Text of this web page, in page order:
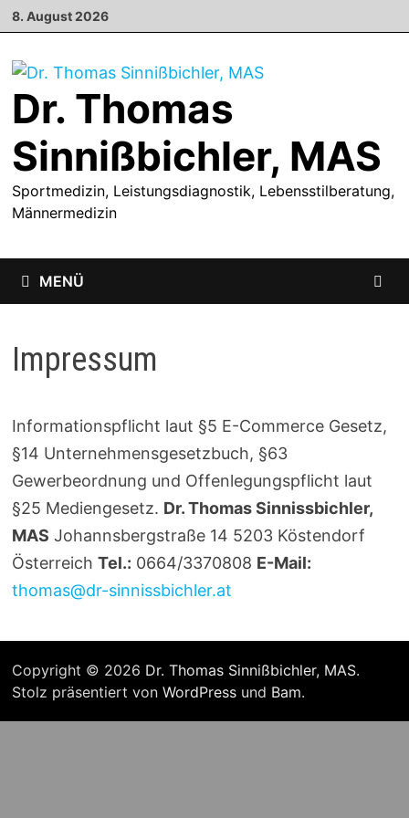
Zum
Inhalt
springen
8. August 2026
Dr. Thomas
Sinnißbichler, MAS
Sportmedizin, Leistungsdiagnostik, Lebensstilberatung,
Männermedizin
MENÜ
Impressum
Informationspflicht laut §5 E-Commerce Gesetz,
§14 Unternehmensgesetzbuch, §63
Gewerbeordnung und Offenlegungspflicht laut
§25 Mediengesetz. Dr. Thomas Sinnissbichler,
MAS Johannsbergstraße 14 5203 Köstendorf
Österreich Tel.: 0664/3370808 E-Mail:
thomas@dr-sinnissbichler.at
Copyright © 2026 Dr. Thomas Sinnißbichler, MAS.
Stolz präsentiert von WordPressund Bam.